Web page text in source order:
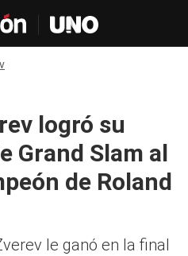
logró su
Grand Slam al
de Roland
le ganó en la final